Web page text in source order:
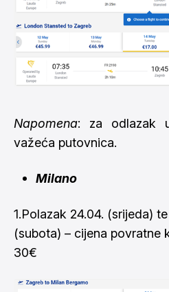
Napomena: za odlazak
važeća putovnica.
Milano
1.Polazak 24.04. (srijeda)
(subota) – cijena povratne
30€